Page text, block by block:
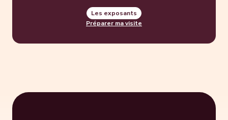
Les exposants
Préparer ma visite